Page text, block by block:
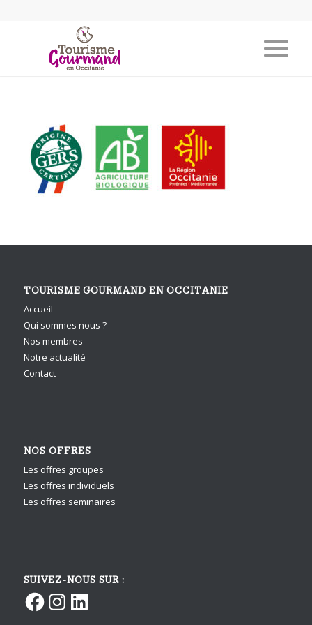
TOURISME GOURMAND EN OCCITANIE
Accueil
Qui sommes nous ?
Nos membres
Notre actualité
Contact
NOS OFFRES
Les offres groupes
Les offres individuels
Les offres seminaires
SUIVEZ-NOUS SUR :
FacebookInstagram
LinkedIn